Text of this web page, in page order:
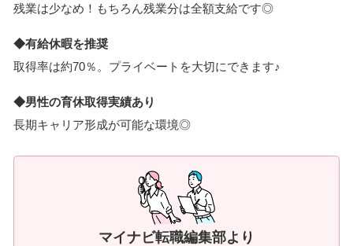
残業は少なめ！もちろん残業分は全額支給です◎
◆有給休暇を推奨
取得率は約70％。プライベートを大切にできます♪
◆男性の育休取得実績あり
長期キャリア形成が可能な環境◎
マイナビ転職編集部より